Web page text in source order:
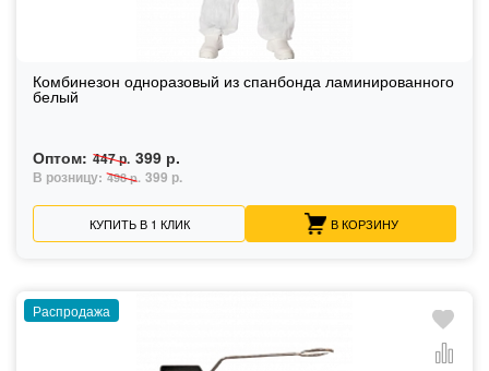
Комбинезон одноразовый из спанбонда ламинированного
белый
Оптом: 447 р. 399 р.
В розницу: 498 р. 399 р.
КУПИТЬ В 1 КЛИК В КОРЗИНУ
Распродажа